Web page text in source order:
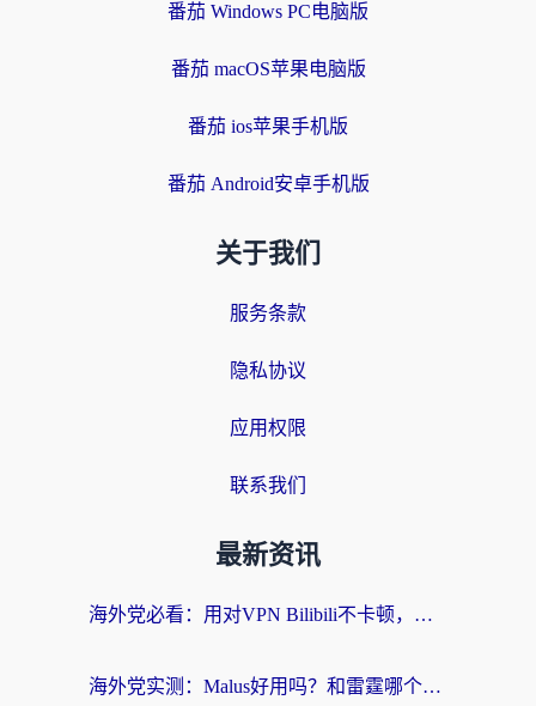
番茄 Windows PC电脑版
番茄 macOS苹果电脑版
番茄 ios苹果手机版
番茄 Android安卓手机版
关于我们
服务条款
隐私协议
应用权限
联系我们
最新资讯
海外党必看：用对VPN Bilibili不卡顿，英国玩国内游戏也丝滑——2026回国加速器选择指南
海外党实测：Malus好用吗？和雷霆哪个好？+ 3款热门加速器深度对比